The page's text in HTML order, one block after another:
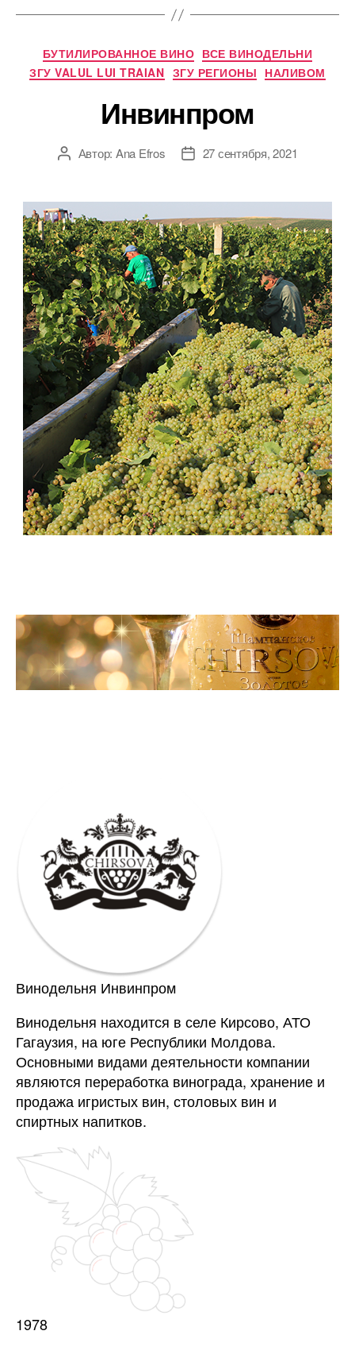
Рубрики
БУТИЛИРОВАННОЕ ВИНО ВСЕ ВИНОДЕЛЬНИ
ЗГУ VALUL LUI TRAIAN ЗГУ РЕГИОНЫ НАЛИВОМ
Инвинпром
АвторАвтор: Ana Efros
Дата27 сентября, 2021
Винодельня Инвинпром
Винодельня находится в селе Кирсово, АТО
Гагаузия, на юге Республики Молдова.
Основными видами деятельности компании
являются переработка винограда, хранение и
продажа игристых вин, столовых вин и
спиртных напитков.
1978